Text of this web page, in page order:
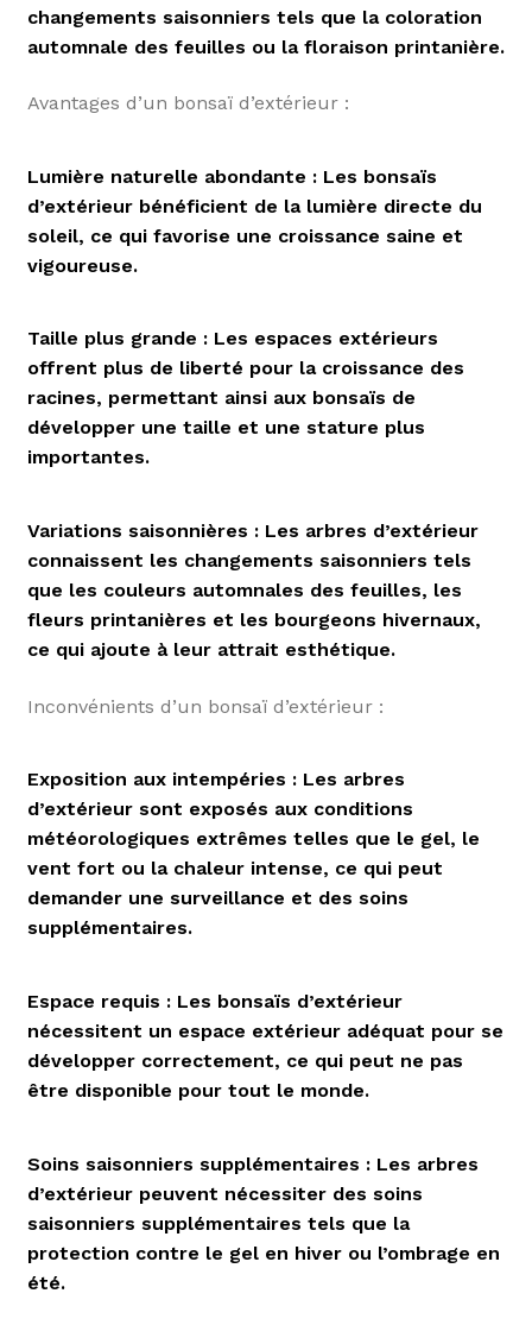
changements saisonniers tels que la coloration
automnale des feuilles ou la floraison printanière.
Avantages d’un bonsaï d’extérieur :
Lumière naturelle abondante : Les bonsaïs
d’extérieur bénéficient de la lumière directe du
soleil, ce qui favorise une croissance saine et
vigoureuse.
Taille plus grande : Les espaces extérieurs
offrent plus de liberté pour la croissance des
racines, permettant ainsi aux bonsaïs de
développer une taille et une stature plus
importantes.
Variations saisonnières : Les arbres d’extérieur
connaissent les changements saisonniers tels
que les couleurs automnales des feuilles, les
fleurs printanières et les bourgeons hivernaux,
ce qui ajoute à leur attrait esthétique.
Inconvénients d’un bonsaï d’extérieur :
Exposition aux intempéries : Les arbres
d’extérieur sont exposés aux conditions
météorologiques extrêmes telles que le gel, le
vent fort ou la chaleur intense, ce qui peut
demander une surveillance et des soins
supplémentaires.
Espace requis : Les bonsaïs d’extérieur
nécessitent un espace extérieur adéquat pour se
développer correctement, ce qui peut ne pas
être disponible pour tout le monde.
Soins saisonniers supplémentaires : Les arbres
d’extérieur peuvent nécessiter des soins
saisonniers supplémentaires tels que la
protection contre le gel en hiver ou l’ombrage en
été.